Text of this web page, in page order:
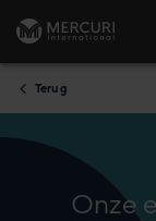
Ga
Terug
Onze